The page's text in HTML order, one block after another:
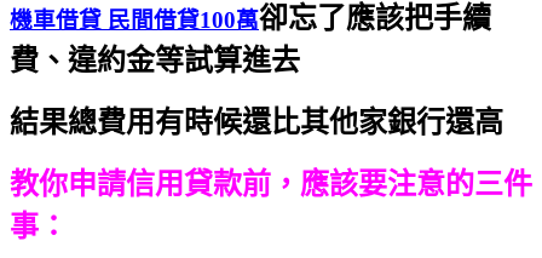
機車借貸 民間借貸100萬卻忘了應該把手續
費、違約金等試算進去
結果總費用有時候還比其他家銀行還高
教你申請信用貸款前， 應該要注意的三件
事：